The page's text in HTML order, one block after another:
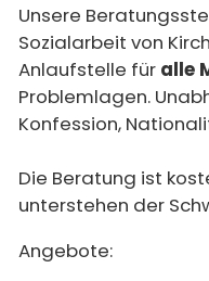
Unsere
Sozialarbeit von
Anlaufstelle für alle
Problemlagen.
Konfession,
Die Beratung ist
unterstehen der
Angebote: